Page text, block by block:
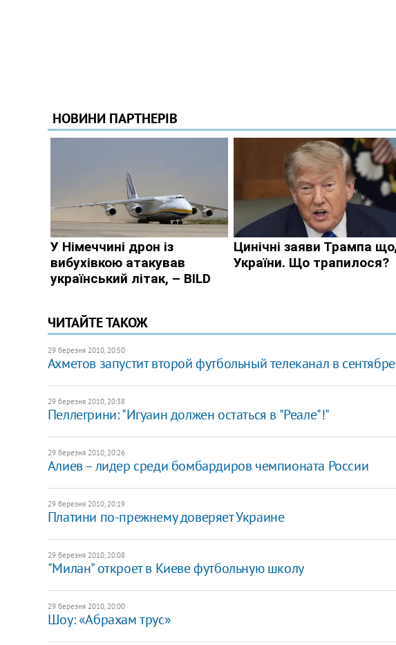
ЧИТАЙТЕ ТАКОЖ
29 березня 2010, 20:50
Ахметов запустит второй футбольный телеканал в сентябре
29 березня 2010, 20:38
Пеллегрини: "Игуаин должен остаться в "Реале"!"
29 березня 2010, 20:26
Алиев – лидер среди бомбардиров чемпионата России
29 березня 2010, 20:19
Платини по-прежнему доверяет Украине
29 березня 2010, 20:08
"Милан" откроет в Киеве футбольную школу
29 березня 2010, 20:00
Шоу: «Абрахам трус»